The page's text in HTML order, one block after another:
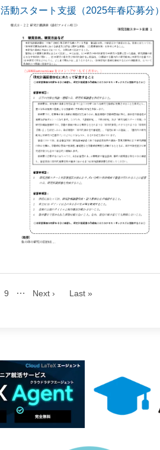
活動スタート支援（2025年春応募分）
9 … Next › Last »